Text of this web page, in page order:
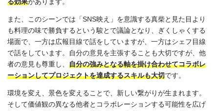
る効果があります。
また、このシーンでは「SNS映え」を意識する真柴と見た目より
も料理の味で勝負するという駿とで議論となり、ぎくしゃくする
場面で、一方は広報目線で話をしていますが、一方はシェフ目線
で話をしています。自分の意見を主張することも大切ですが、他
者の意見も尊重し、 自分の強みとなる軸を掛け合わせてコラボレ
ーションしてプロジェクトを達成するスキルも大切です。
環境を変え、景色を変えることで、新しい繋がりが生まれます。
そして価値観の異なる他者とコラボレーションする可能性を広げ